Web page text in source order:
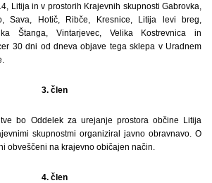
Litija in v prostorih Krajevnih skupnosti Gabrovka,
Sava, Hotič, Ribče, Kresnice, Litija levi breg,
Štanga, Vintarjevec, Velika Kostrevnica in
30 dni od dneva objave tega sklepa v Uradnem
3. člen
bo Oddelek za urejanje prostora občine Litija
skupnostmi organiziral javno obravnavo. O
obveščeni na krajevno običajen način.
4. člen